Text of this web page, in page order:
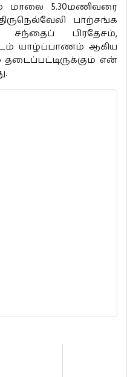
மாலை 5.30மணிவரை
பாற்சங்க
சந்தைப் பிரதேசம்,
யாழ்ப்பாணம் ஆகிய
என்